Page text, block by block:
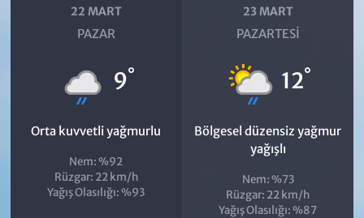
22 MART
PAZAR
9°
Orta kuvvetli yağmurlu
Nem: %92
Rüzgar: 22 km/h
Yağış Olasılığı: %93
23 MART
PAZARTESI
12°
Bölgesel düzensiz yağmur
yağışlı
Nem: %73
Rüzgar: 22 km/h
Yağış Olasılığı: %87